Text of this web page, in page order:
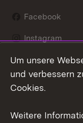
Facebook
Instagram
LinkedIn
Um unsere
und verbessern
Cookies.
Weitere